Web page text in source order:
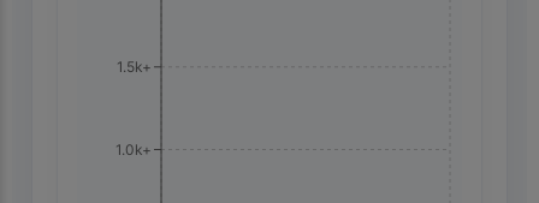
1.0k+
1.5k+